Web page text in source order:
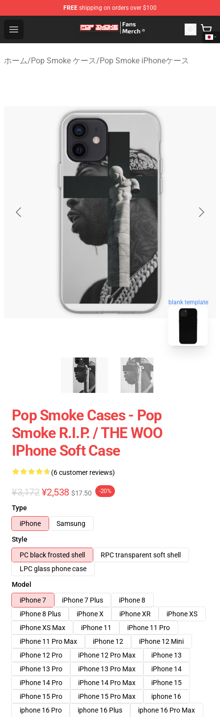
FREE shipping on orders over $100
Open menu
Pop Smoke Store - Official Pop Smoke Merchandise
ホーム/Pop Smoke ケース/Pop Smoke iPhoneケース
blank template
Pop Smoke Cases - Pop
Smoke R.I.P. / THE WOO
IPhone Soft Case
(6 customer reviews)
¥3,172 ¥2,538 $17.50 -20%
Type
iPhone
Samsung
Style
PC black frosted shell
RPC transparent soft shell
LPC glass phone case
Model
iPhone 7
iPhone 7 Plus
iPhone 8
iPhone 8 Plus
iPhone X iPhone XR
iPhone XS
iPhone XS Max
iPhone 11
iPhone 11 Pro
iPhone 11 Pro Max
iPhone 12
iPhone 12 Mini
iPhone 12 Pro
iPhone 12 Pro Max
iPhone 13
iPhone 13 Pro
iPhone 13 Pro Max
iPhone 14
iPhone 14 Pro
iPhone 14 Pro Max
iPhone 15
iPhone 15 Pro
iPhone 15 Pro Max
iphone 16
iphone 16 Pro
iphone 16 Plus iphone 16 Pro Max